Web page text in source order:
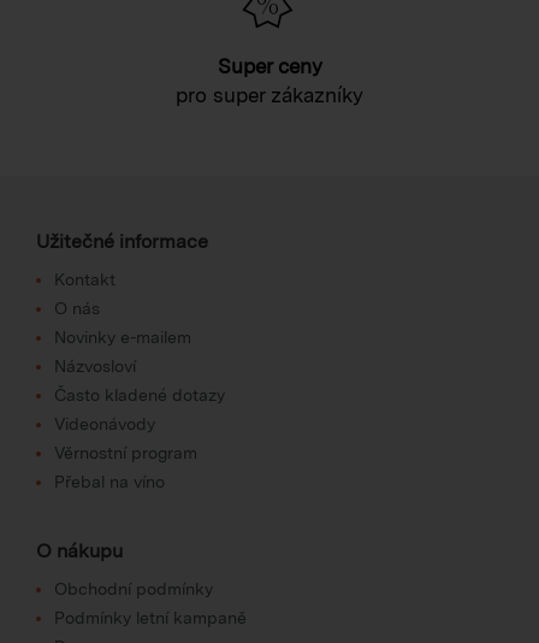
Super ceny
pro super zákazníky
Užitečné informace
Kontakt
O nás
Novinky e-mailem
Názvosloví
Často kladené dotazy
Videonávody
Věrnostní program
Přebal na víno
O nákupu
Obchodní podmínky
Podmínky letní kampaně